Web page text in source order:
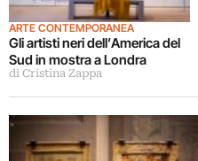
ARTE CONTEMPORANEA
Gli artisti neri dell’America del
Sud in mostra a Londra
di Cristina Zappa